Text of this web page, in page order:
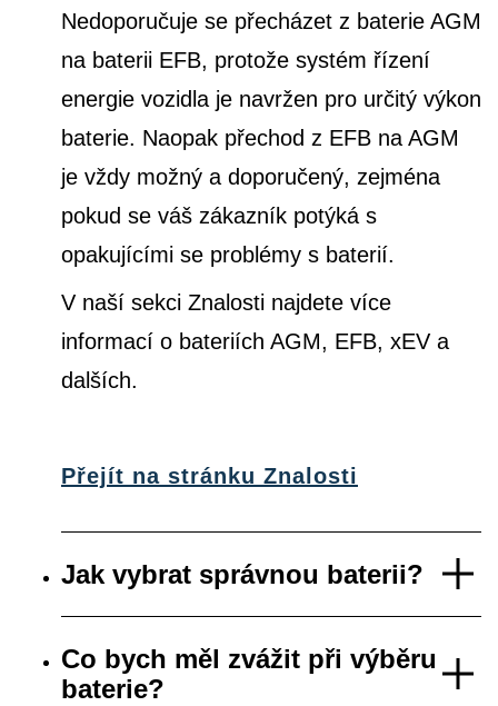
Nedoporučuje se přecházet z baterie AGM
na baterii EFB, protože systém řízení
energie vozidla je navržen pro určitý výkon
baterie. Naopak přechod z EFB na AGM
je vždy možný a doporučený, zejména
pokud se váš zákazník potýká s
opakujícími se problémy s baterií.
V naší sekci Znalosti najdete více
informací o bateriích AGM, EFB, xEV a
dalších.
Přejít na stránku Znalosti
Jak vybrat správnou baterii?
Co bych měl zvážit při výběru
baterie?